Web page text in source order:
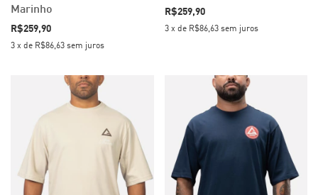
Marinho
R$259,90
3 x de R$86,63 sem juros
R$259,90
3 x de R$86,63 sem juros